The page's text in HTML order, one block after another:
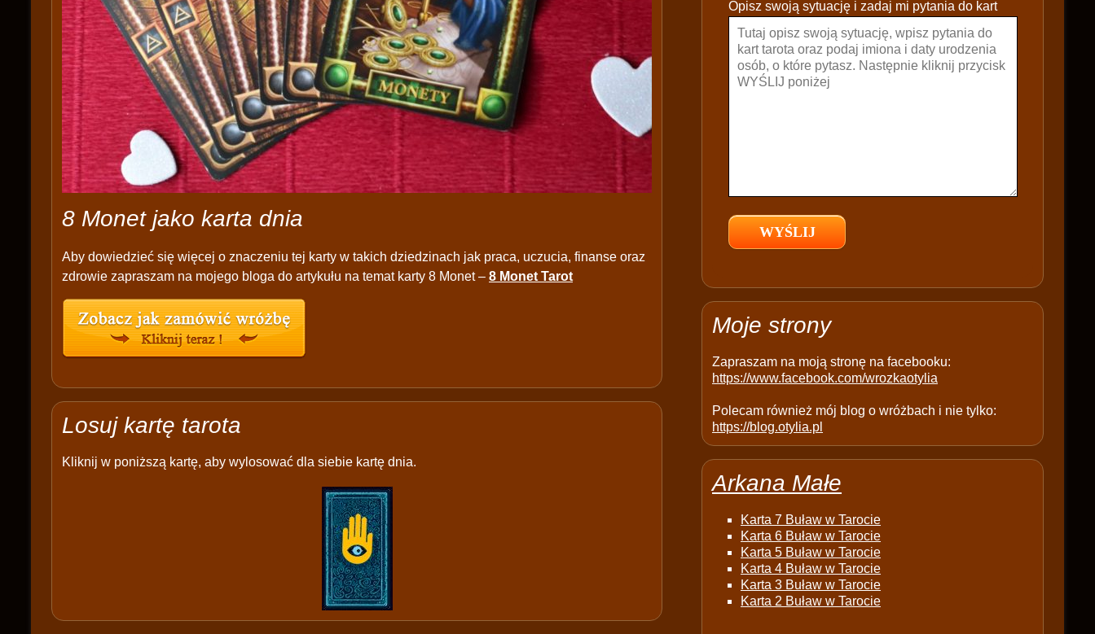
8 Monet jako karta dnia
Aby dowiedzieć się więcej o znaczeniu tej karty w takich dziedzinach jak praca, uczucia, finanse oraz
zdrowie zapraszam na mojego bloga do artykułu na temat karty 8 Monet – 8 Monet Tarot
Losuj kartę tarota
Kliknij w poniższą kartę, aby wylosować dla siebie kartę dnia.
a
e
e
p
y
Opisz swoją sytuację i zadaj mi pytania do kart
Moje strony
Zapraszam na moją stronę na facebooku:
https://www.facebook.com/wrozkaotylia
Polecam również mój blog o wróżbach i nie tylko:
https://blog.otylia.pl
Arkana Małe
Karta 7 Buław w Tarocie
Karta 6 Buław w Tarocie
Karta 5 Buław w Tarocie
Karta 4 Buław w Tarocie
Karta 3 Buław w Tarocie
Karta 2 Buław w Tarocie